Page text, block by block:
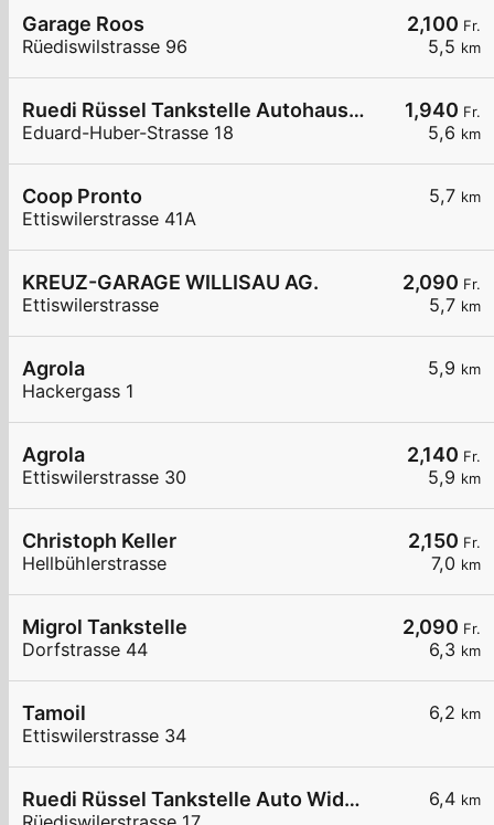
2,100 Fr.
5,5 km
Garage Roos
Rüediswilstrasse 96
1,940 Fr.
5,6 km
Ruedi Rüssel Tankstelle Autohaus Erwin Steffen
Eduard-Huber-Strasse 18
5,7 km
Coop Pronto
Ettiswilerstrasse 41A
2,090 Fr.
5,7 km
KREUZ-GARAGE WILLISAU AG.
Ettiswilerstrasse
5,9 km
Agrola
Hackergass 1
2,140 Fr.
5,9 km
Agrola
Ettiswilerstrasse 30
2,150 Fr.
7,0 km
Christoph Keller
Hellbühlerstrasse
2,090 Fr.
6,3 km
Migrol Tankstelle
Dorfstrasse 44
6,2 km
Tamoil
Ettiswilerstrasse 34
6,4 km
Ruedi Rüssel Tankstelle Auto Widmer AG